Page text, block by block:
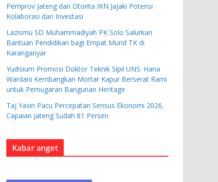
Pemprov Jateng dan Otorita IKN Jajaki Potensi
Kolaborasi dan Investasi
Lazismu SD Muhammadiyah PK Solo Salurkan
Bantuan Pendidikan bagi Empat Murid TK di
Karanganyar
Yudisium Promosi Doktor Teknik Sipil UNS: Hana
Wardani Kembangkan Mortar Kapur Berserat Rami
untuk Pemugaran Bangunan Heritage
Taj Yasin Pacu Percepatan Sensus Ekonomi 2026,
Capaian Jateng Sudah 81 Persen
Kabar anget